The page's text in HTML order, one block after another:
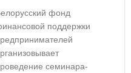
фонд
поддержки
семинара-